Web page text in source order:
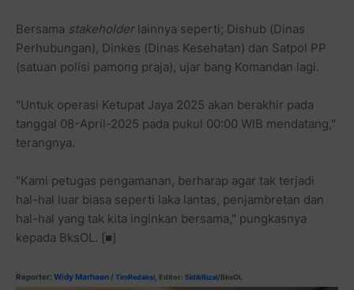
Bersama stakeholderlainnya seperti; Dishub (Dinas
Perhubungan), Dinkes (Dinas Kesehatan) dan Satpol PP
(satuan polisi pamong praja), ujar bang Komandan lagi.
"Untuk operasi Ketupat Jaya 2025 akan berakhir pada
tanggal 08-April-2025 pada pukul 00:00 WIB mendatang,"
terangnya.
"Kami petugas pengamanan, berharap agar tak terjadi
hal-hal luar biasa seperti laka lantas, penjambretan dan
hal-hal yang tak kita inginkan bersama," pungkasnya
kepada BksOL. [■]
Reporter: Widy Marhaen / TimRedaksi , Editor: SidikRizal/BksOL